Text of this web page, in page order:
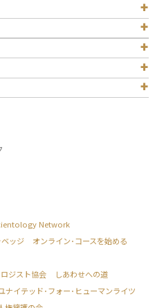
Network
ッジ
オンライン･コースを始める
ジスト協会
しあわせへの道
ナイテッド･フォー･ヒューマンライツ